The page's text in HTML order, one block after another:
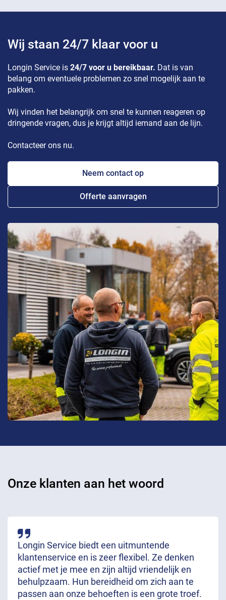
Wij staan 24/7 klaar voor u
Longin Service is 24/7 voor u bereikbaar. Dat is van
belang om eventuele problemen zo snel mogelijk aan te
pakken.
Wij vinden het belangrijk om snel te kunnen reageren op
dringende vragen, dus je krijgt altijd iemand aan de lijn.
Contacteer ons nu.
Neem contact op
Offerte aanvragen
Onze klanten aan het woord
Longin Service biedt een uitmuntende
klantenservice en is zeer flexibel. Ze denken
actief met je mee en zijn altijd vriendelijk en
behulpzaam. Hun bereidheid om zich aan te
passen aan onze behoeften is een grote troef.